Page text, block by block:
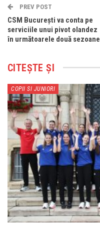
PREV POST
CSM București va conta pe
serviciile unui pivot olandez
în următoarele două sezoane
CITEȘTE ȘI
COPII SI JUNIORI